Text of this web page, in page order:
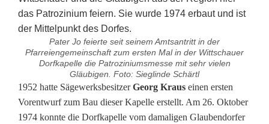
Pater Jo feierte seit seinem Amtsantritt in der
Pfarreiengemeinschaft zum ersten Mal in der Wittschauer
Dorfkapelle die Patroziniumsmesse mit sehr vielen
Gläubigen. Foto: Sieglinde Schärtl
P
a
1952 hatte SägewerksbesitzerGeorg Kraus einen ersten
Vorentwurf zum Bau dieser Kapelle erstellt. Am 26. Oktober
1974 konnte die Dorfkapelle vom damaligen Glaubendorfer